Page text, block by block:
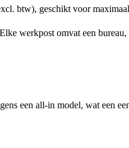
btw), geschikt voor
werkpost omvat een bureau,
een all-in model, wat een